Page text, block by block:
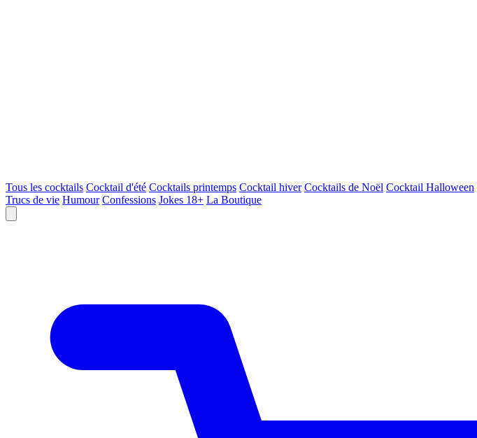
Tous les cocktails Cocktail d'été Cocktails printemps Cocktail hiver Cocktails de Noël Cocktail Halloween
Trucs de vie Humour Confessions Jokes 18+ La Boutique